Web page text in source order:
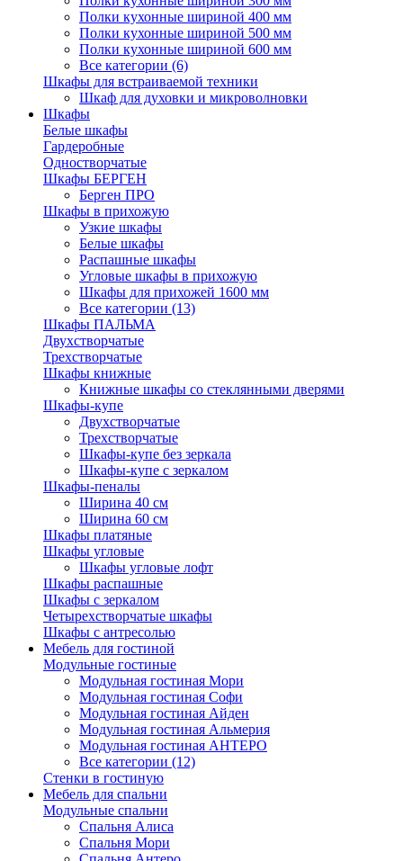
Полки кухонные шириной 400 мм
Полки кухонные шириной 500 мм
Полки кухонные шириной 600 мм
Все категории (6)
Шкафы для встраиваемой техники
Шкаф для духовки и микроволновки
Шкафы
Белые шкафы
Гардеробные
Одностворчатые
Шкафы БЕРГЕН
Берген ПРО
Шкафы в прихожую
Узкие шкафы
Белые шкафы
Распашные шкафы
Угловые шкафы в прихожую
Шкафы для прихожей 1600 мм
Все категории (13)
Шкафы ПАЛЬМА
Двухстворчатые
Трехстворчатые
Шкафы книжные
Книжные шкафы со стеклянными дверями
Шкафы-купе
Двухстворчатые
Трехстворчатые
Шкафы-купе без зеркала
Шкафы-купе с зеркалом
Шкафы-пеналы
Ширина 40 см
Ширина 60 см
Шкафы платяные
Шкафы угловые
Шкафы угловые лофт
Шкафы распашные
Шкафы с зеркалом
Четырехстворчатые шкафы
Шкафы с антресолью
Мебель для гостиной
Модульные гостиные
Модульная гостиная Мори
Модульная гостиная Софи
Модульная гостиная Айден
Модульная гостиная Альмерия
Модульная гостиная АНТЕРО
Все категории (12)
Стенки в гостиную
Мебель для спальни
Модульные спальни
Спальня Алиса
Спальня Мори